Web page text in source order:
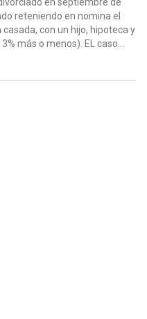
reteniendo en nomina el
con un hijo, hipoteca y
más o menos). EL caso...